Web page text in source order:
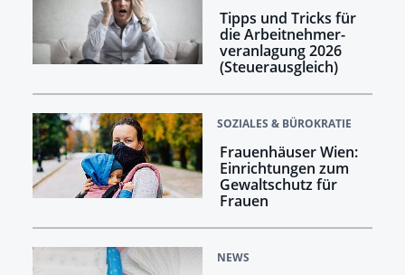
Tipps und Tricks für
die Arbeitnehmer­
veranlagung 2026
(Steuerausgleich)
SOZIALES & BÜROKRATIE
Frauenhäuser Wien:
Einrichtungen zum
Gewaltschutz für
Frauen
NEWS